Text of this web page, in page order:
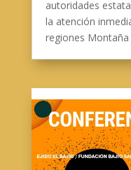
autoridades
la atención
regiones Montaña